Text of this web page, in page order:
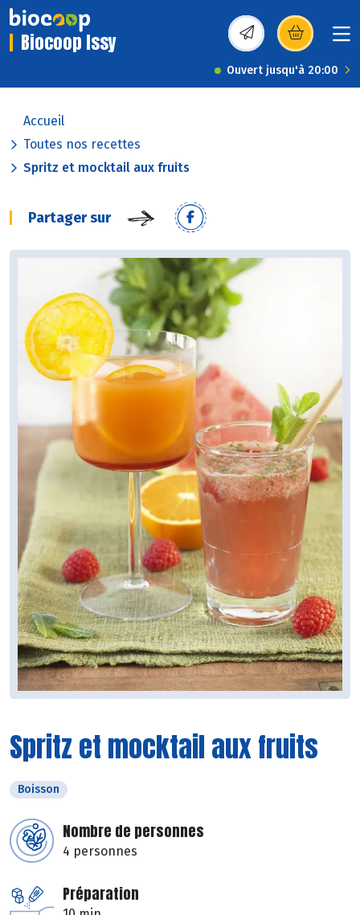
Biocoop Issy (s’ouvre dans une
Ouvert jusqu'à 20:00
Accueil
Toutes nos recettes
Spritz et mocktail aux fruits
Partager sur
Spritz et mocktail aux fruits
Boisson
Nombre de personnes
4 personnes
Préparation